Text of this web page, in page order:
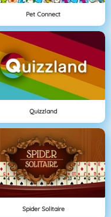
Pet Connect
Quizzland
Spider Solitaire